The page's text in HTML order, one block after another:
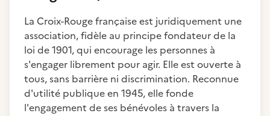
La Croix-Rouge française est juridiquement une
association, fidèle au principe fondateur de la
loi de 1901, qui encourage les personnes à
s'engager librement pour agir. Elle est ouverte à
tous, sans barrière ni discrimination. Reconnue
d'utilité publique en 1945, elle fonde
l'engagement de ses bénévoles à travers la